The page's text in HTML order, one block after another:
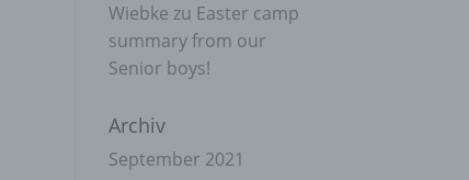
Wiebke zu Easter camp
summary from our
Senior boys!
Archiv
September 2021